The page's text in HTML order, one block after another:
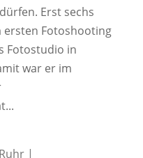
Erst sechs
ersten Fotoshooting
Fotostudio in
war er im